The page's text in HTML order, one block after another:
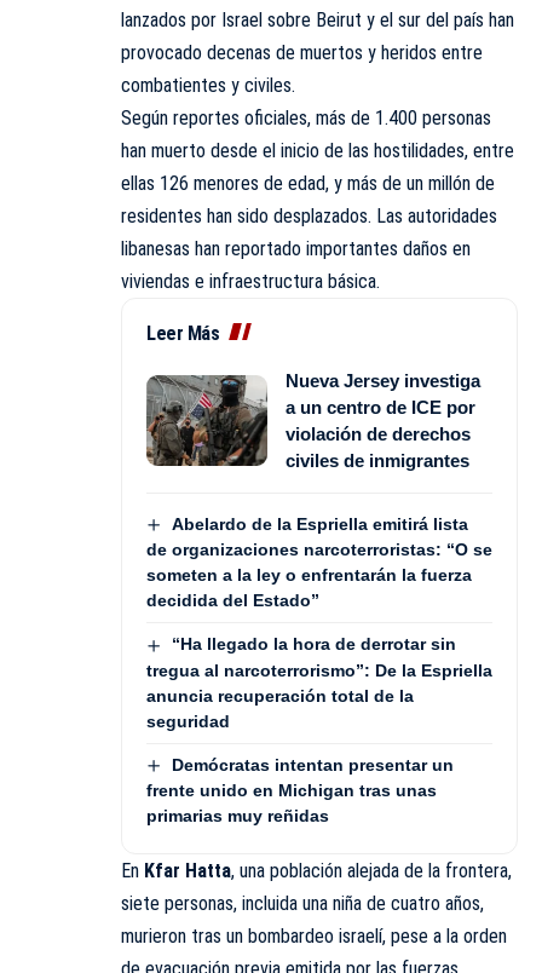
lanzados por Israel sobre Beirut y el sur del país han
provocado decenas de muertos y heridos entre
combatientes y civiles.
Según reportes oficiales, más de 1.400 personas
han muerto desde el inicio de las hostilidades, entre
ellas 126 menores de edad, y más de un millón de
residentes han sido desplazados. Las autoridades
libanesas han reportado importantes daños en
viviendas e infraestructura básica.
Leer Más
Nueva Jersey investiga
a un centro de ICE por
violación de derechos
civiles de inmigrantes
Abelardo de la Espriella emitirá lista
de organizaciones narcoterroristas: “O se
someten a la ley o enfrentarán la fuerza
decidida del Estado”
“Ha llegado la hora de derrotar sin
tregua al narcoterrorismo”: De la Espriella
anuncia recuperación total de la
seguridad
Demócratas intentan presentar un
frente unido en Michigan tras unas
primarias muy reñidas
En Kfar Hatta, una población alejada de la frontera,
siete personas, incluida una niña de cuatro años,
murieron tras un bombardeo israelí, pese a la orden